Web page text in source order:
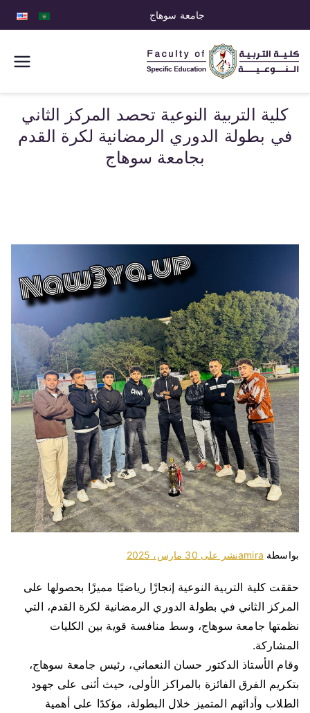
جامعة سوهاج
كلية التربية
النوعية
كلية التربية النوعية تحصد المركز الثاني
في بطولة الدوري الرمضانية لكرة القدم
بجامعة سوهاج
بواسطة amiraنشر على 30 مارس، 2025
حققت كلية التربية النوعية إنجازًا رياضيًا مميزًا بحصولها على
المركز الثاني في بطولة الدوري الرمضانية لكرة القدم، التي
نظمتها جامعة سوهاج، وسط منافسة قوية بين الكليات
المشاركة.
وقام الأستاذ الدكتور حسان النعماني، رئيس جامعة سوهاج،
بتكريم الفرق الفائزة بالمراكز الأولى، حيث أثنى على جهود
الطلاب وأدائهم المتميز خلال البطولة، مؤكدًا على أهمية